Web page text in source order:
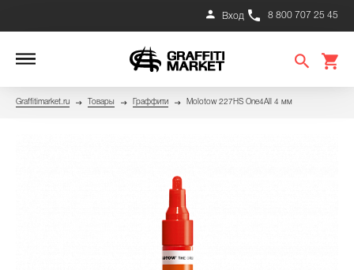
8 800 707 25 45
Вход
Graffitimarket.ru Товары Граффити Molotow 227HS One4All 4 мм